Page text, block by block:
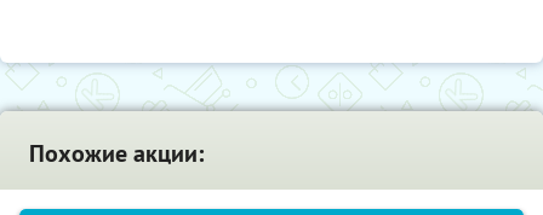
Похожие акции: